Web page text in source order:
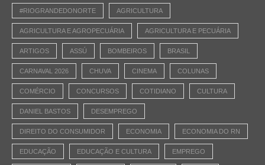
#RIOGRANDEDONORTE AGRICULTURA
AGRICULTURA E AGROPECUÁRIA AGRICULTURA E PECUÁRIA
ARTIGOS ASSÚ BOMBEIROS BRASIL
CARNAVAL 2026 CHUVA CINEMA COLUNAS
COMÉRCIO CONCURSOS COTIDIANO CULTURA
DANIEL BASTOS DESEMPREGO
DIREITO DO CONSUMIDOR ECONOMIA ECONOMIA DO RN
EDUCAÇÃO EDUCAÇÃO E CULTURA EMPREGO